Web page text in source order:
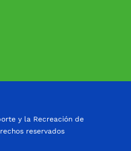
y la Recreación de
reservados